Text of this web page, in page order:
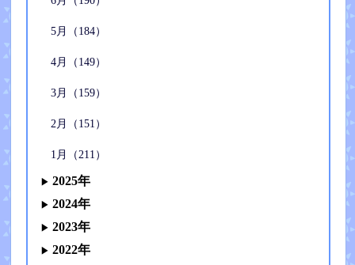
5月（184）
4月（149）
3月（159）
2月（151）
1月（211）
2025年
2024年
2023年
2022年